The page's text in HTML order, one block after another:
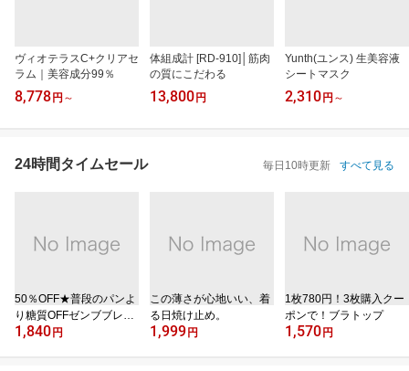
ヴィオテラスC+クリアセ
ラム｜美容成分99％
8,778 円 ～
体組成計 [RD-910]│筋肉
の質にこだわる
13,800 円
Yunth(ユンス) 生美容液
シートマスク
2,310 円 ～
24時間タイムセール 毎日10時更新 すべて見る
50％OFF★普段のパンよ
り糖質OFFゼンブブレッ
ド
1,840 円
この薄さが心地いい、着
る日焼け止め。
1,999 円
1枚780円！3枚購入クー
ポンで！ブラトップ
1,570 円